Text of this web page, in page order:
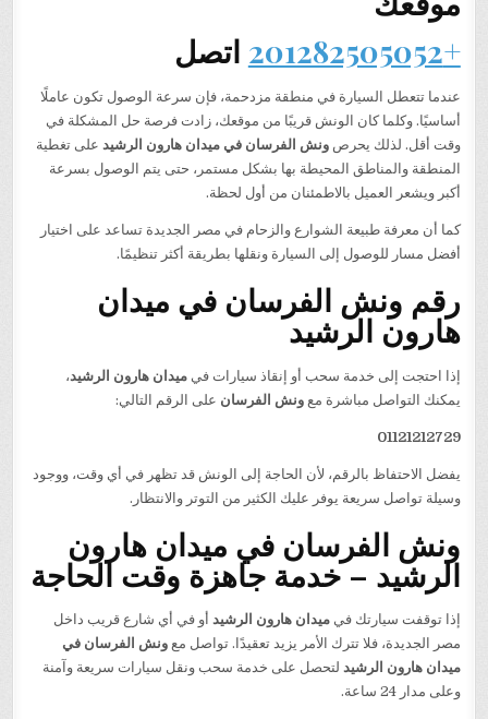
+201282505052
اتصل
عندما تتعطل السيارة في منطقة مزدحمة، فإن سرعة الوصول تكون عاملًا
أساسيًا. وكلما كان الونش قريبًا من موقعك، زادت فرصة حل المشكلة في
وقت أقل. لذلك يحرصونش الفرسان في ميدان هارون الرشيد على تغطية
المنطقة والمناطق المحيطة بها بشكل مستمر، حتى يتم الوصول بسرعة
أكبر ويشعر العميل بالاطمئنان من أول لحظة.
كما أن معرفة طبيعة الشوارع والزحام في مصر الجديدة تساعد على اختيار
أفضل مسار للوصول إلى السيارة ونقلها بطريقة أكثر تنظيمًا.
رقم ونش الفرسان في ميدان
هارون الرشيد
إذا احتجت إلى خدمة سحب أو إنقاذ سيارات فيميدان هارون الرشيد،
يمكنك التواصل مباشرة معونش الفرسان على الرقم التالي:
01121212729
يفضل الاحتفاظ بالرقم، لأن الحاجة إلى الونش قد تظهر في أي وقت، ووجود
وسيلة تواصل سريعة يوفر عليك الكثير من التوتر والانتظار.
ونش الفرسان في ميدان هارون
الرشيد – خدمة جاهزة وقت الحاجة
إذا توقفت سيارتك فيميدان هارون الرشيد أو في أي شارع قريب داخل
مصر الجديدة، فلا تترك الأمر يزيد تعقيدًا. تواصل معونش الفرسان في
ميدان هارون الرشيد لتحصل على خدمة سحب ونقل سيارات سريعة وآمنة
وعلى مدار 24 ساعة.